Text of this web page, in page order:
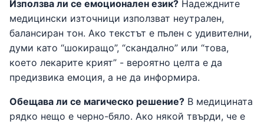
Използва ли се емоционален език? Надеждните
медицински източници използват неутрален,
балансиран тон. Ако текстът е пълен с удивителни,
думи като “шокиращо”, “скандално” или “това,
което лекарите крият” - вероятно целта е да
предизвика емоция, а не да информира.
Обещава ли се магическо решение? В медицината
рядко нещо е черно-бяло. Ако някой твърди, че е